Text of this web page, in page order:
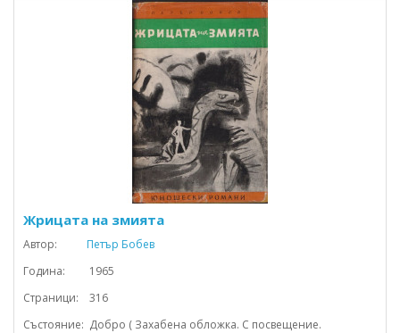
Жрицата на змията
Автор:
Петър Бобев
Година: 1965
Страници: 316
Състояние: Добро ( Захабена обложка. С посвещение.